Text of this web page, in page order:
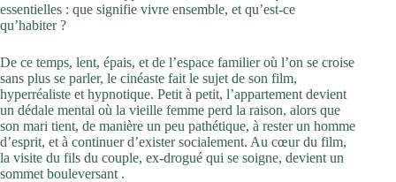
essentielles : que signifie vivre ensemble, et qu’est-ce
qu’habiter ?
De ce temps, lent, épais, et de l’espace familier où l’on se croise
sans plus se parler, le cinéaste fait le sujet de son film,
hyperréaliste et hypnotique. Petit à petit, l’appartement devient
un dédale mental où la vieille femme perd la raison, alors que
son mari tient, de manière un peu pathétique, à rester un homme
d’esprit, et à continuer d’exister socialement. Au cœur du film,
la visite du fils du couple, ex-drogué qui se soigne, devient un
sommet bouleversant .